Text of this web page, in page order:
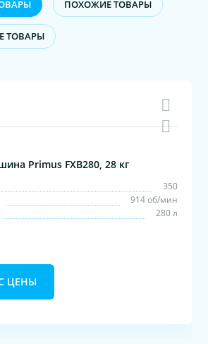
ПОХОЖИЕ ТОВАРЫ
ТОВАРЫ
Primus FXB280, 28 кг
350
914 об/мин
280 л
ЦЕНЫ